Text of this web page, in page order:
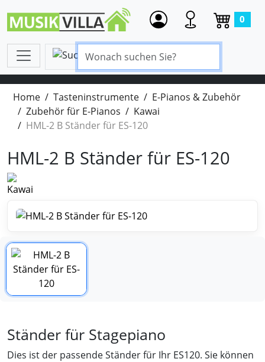
0
Home Tasteninstrumente
E-Pianos & Zubehör
Zubehör für E-Pianos
Kawai
HML-2 B Ständer für ES-120
HML-2 B Ständer für ES-120
Ständer für Stagepiano
Dies ist der passende Ständer für Ihr ES120. Sie können